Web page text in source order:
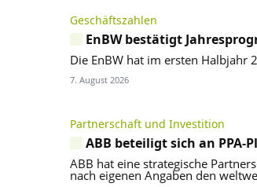
Geschäftszahlen
EnBW bestätigt
Die EnBW hat im ersten Halbjahr
7. August 2026
Partnerschaft und Investition
ABB beteiligt sich an PPA-
ABB hat eine strategische
nach eigenen Angaben den